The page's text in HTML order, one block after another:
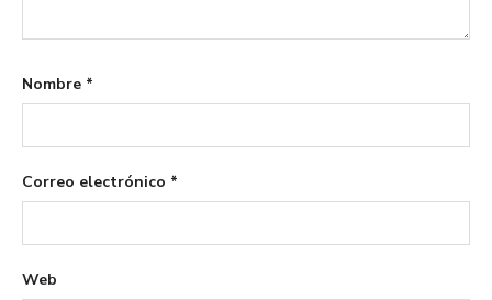
Nombre *
Correo electrónico *
Web